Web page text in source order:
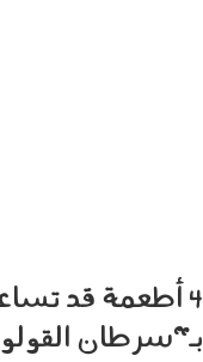
4 أطعمة قد
بـ"سرطان